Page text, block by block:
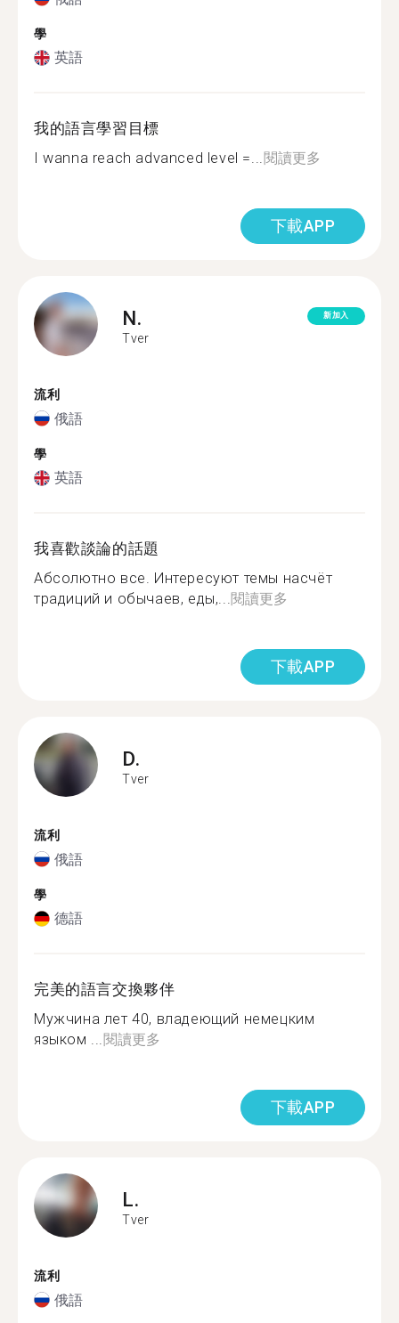
學
英語
我的語言學習目標
I wanna reach advanced level =...閱讀更多
下載APP
N.
Tver
新加入
流利
俄語
學
英語
我喜歡談論的話題
Абсолютно все. Интересуют темы насчёт
традиций и обычаев, еды,...閱讀更多
下載APP
D.
Tver
流利
俄語
學
德語
完美的語言交換夥伴
Мужчина лет 40, владеющий немецким
языком ...閱讀更多
下載APP
L.
Tver
流利
俄語